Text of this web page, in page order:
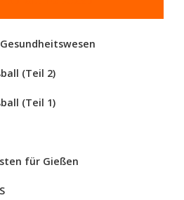
(Teil 2)
(Teil 1)
für Gießen